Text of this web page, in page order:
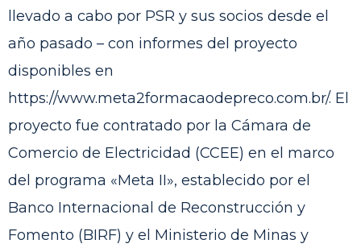
llevado a cabo por PSR y sus socios desde el
año pasado – con informes del proyecto
disponibles en
https://www.meta2formacaodepreco.com.br/. El
proyecto fue contratado por la Cámara de
Comercio de Electricidad (CCEE) en el marco
del programa «Meta II», establecido por el
Banco Internacional de Reconstrucción y
Fomento (BIRF) y el Ministerio de Minas y